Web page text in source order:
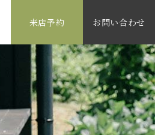
来店予約 お問い合わせ